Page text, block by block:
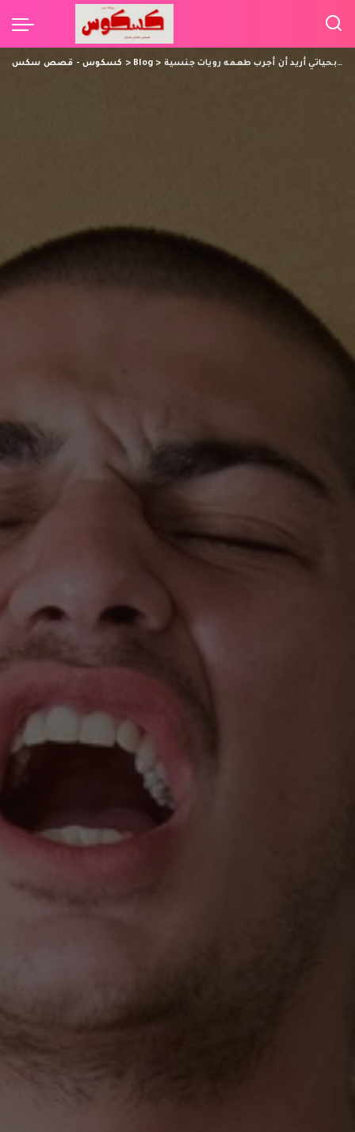
كسكوس - قصص سكس > Blog> لم اذق ماء الزب بحياتي أريد أن أجرب طعمه رويات جنسية